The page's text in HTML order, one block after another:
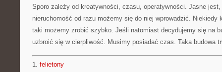
Sporo zależy od kreatywności, czasu, operatywności. Jasne
nieruchomość od razu możemy się do niej wprowadzić. Niekiedy
taki możemy zrobić szybko. Jeśli natomiast decydujemy się na
uzbroić się w cierpliwość. Musimy posiadać czas. Taka budowa
1. felietony